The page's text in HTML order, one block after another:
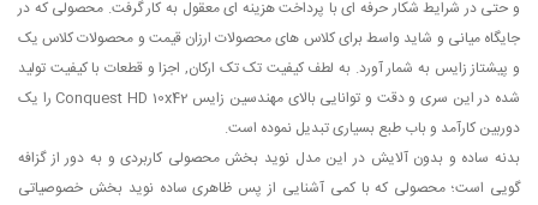
و حتی در شرایط شکار حرفه ای با پرداخت هزینه ای معقول به کار گرفت. محصولی که در
جایگاه میانی و شاید واسط برای کلاس های محصولات ارزان قیمت و محصولات کلاس یک
و پیشتاز زایس به شمار آورد. به لطف کیفیت تک تک ارکان, اجزا و قطعات با کیفیت تولید
شده در این سری و دقت و توانایی بالای مهندسین زایس Conquest HD 10x42 را یک
دوربین کارآمد و باب طبع بسیاری تبدیل نموده است.
بدنه ساده و بدون آلایش در این مدل نوید بخش محصولی کاربردی و به دور از گزافه
گویی است؛ محصولی که با کمی آشنایی از پس ظاهری ساده نوید بخش خصوصیاتی